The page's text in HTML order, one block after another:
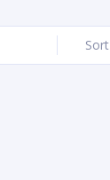
Sort